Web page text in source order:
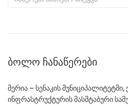
ᲑᲝᲚᲝ ᲩᲐᲜᲐᲬᲔᲠᲔᲑᲘ
მერია – სენაკის
ინფრასტრუქტურის მასშტაბური